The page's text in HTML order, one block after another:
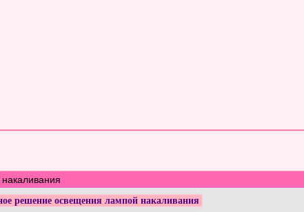
решение освещения лампой накаливания